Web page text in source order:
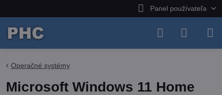
Panel používateľa
Operačné systémy
Microsoft Windows 11 Home